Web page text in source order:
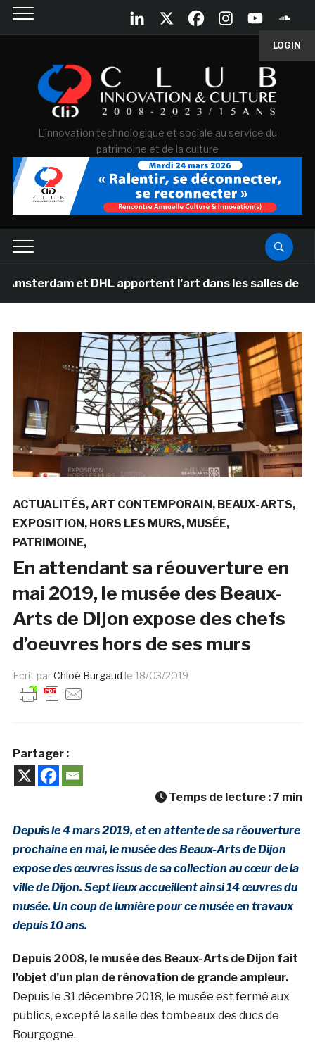
LOGIN
L'innovation technologique et sociale au service du
patrimoine et de la culture
et DHL apportent l’art dans les salles de classe des
ACTUALITÉS ART CONTEMPORAIN BEAUX-ARTS
EXPOSITION HORS LES MURS MUSÉE
PATRIMOINE
En attendant sa réouverture en
mai 2019, le musée des Beaux-
Arts de Dijon expose des chefs
d’oeuvres hors de ses murs
Ecrit parChloé Burgaud le 18/03/2019
Partager :
Temps de lecture :7 min
Depuis le 4 mars 2019, et en attente de sa réouverture
prochaine en mai, le musée des Beaux-Arts de Dijon
expose des œuvres issus de sa collection au cœur de la
ville de Dijon. Sept lieux accueillent ainsi 14 œuvres du
musée. Un coup de lumière pour ce musée en travaux
depuis 10 ans.
Depuis 2008, le musée des Beaux-Arts de Dijon fait
l’objet d’un plan de rénovation de grande ampleur.
Depuis le 31 décembre 2018, le musée est fermé aux
publics, excepté la salle des tombeaux des ducs de
Bourgogne.